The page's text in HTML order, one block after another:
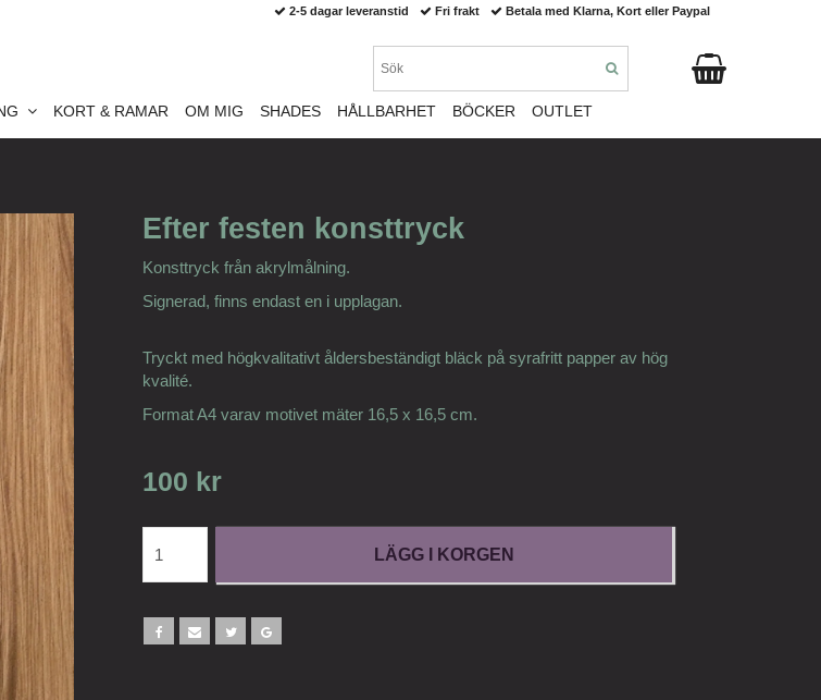
Efter festen konsttryck
Konsttryck från akrylmålning.
Signerad, finns endast en i upplagan.
Tryckt med högkvalitativt åldersbeständigt bläck på syrafritt papper av hög
kvalité.
Format A4 varav motivet mäter 16,5 x 16,5 cm.
100 kr
LÄGG I KORGEN
2-5 dagar leveranstid Fri frakt Betala med Klarna, Kort eller Paypal
KORT & RAMAR OM MIG SHADES HÅLLBARHET BÖCKER OUTLET